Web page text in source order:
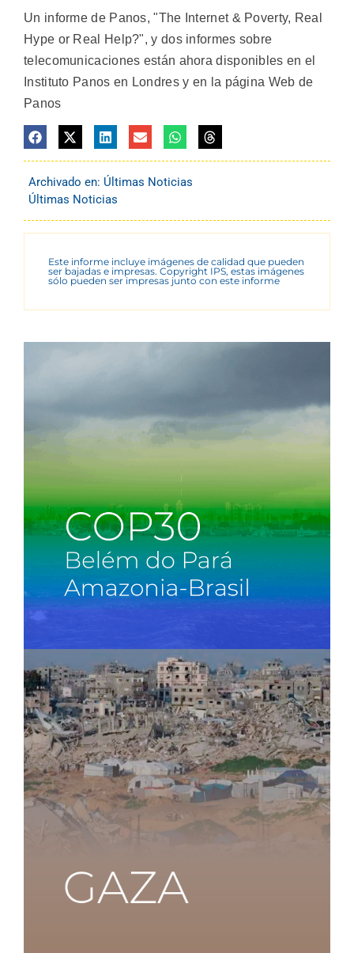
Un informe de Panos, "The Internet & Poverty, Real
Hype or Real Help?", y dos informes sobre
telecomunicaciones están ahora disponibles en el
Instituto Panos en Londres y en la página Web de
Panos
Archivado en: Últimas Noticias
Últimas Noticias
Este informe incluye imágenes de calidad que pueden
ser bajadas e impresas. Copyright IPS, estas imágenes
sólo pueden ser impresas junto con este informe